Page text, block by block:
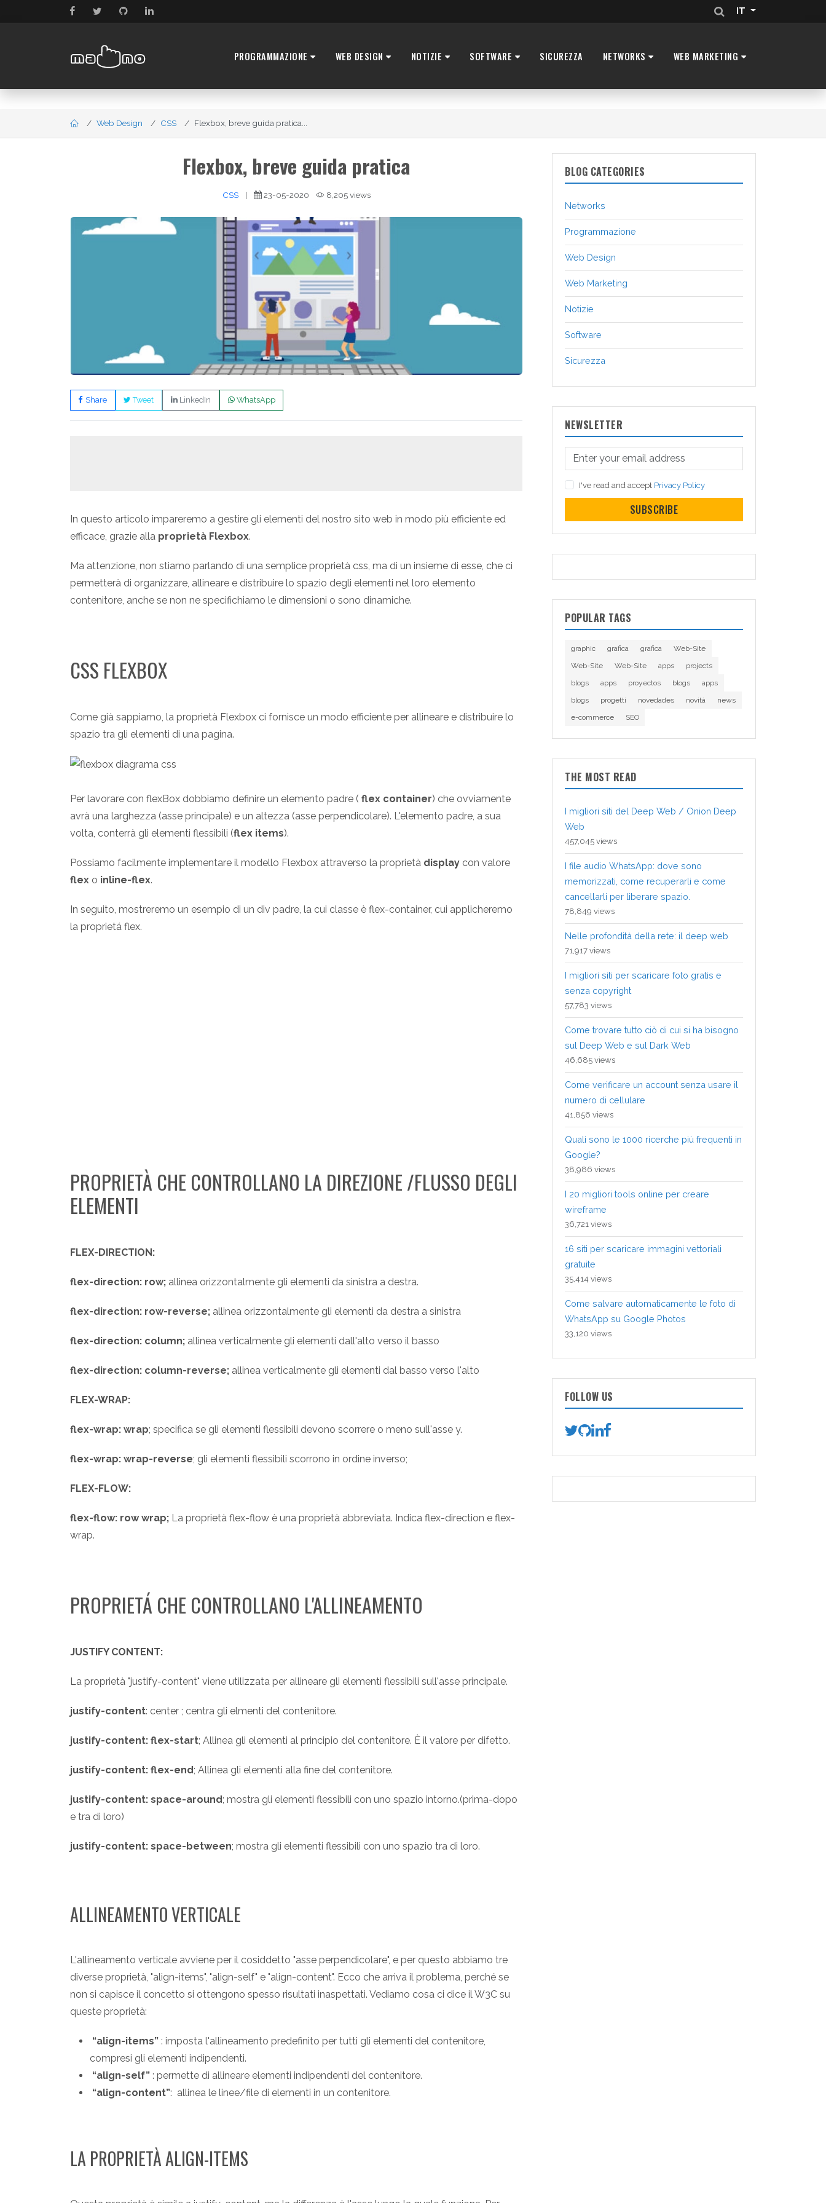
IT
PROGRAMMAZIONE WEB DESIGN NOTIZIE SOFTWARE SICUREZZA NETWORKS WEB MARKETING
Web Design CSS Flexbox, breve guida pratica...
Flexbox, breve guida pratica
CSS | 23-05-2020 8,205 views
Share Tweet LinkedIn WhatsApp
In questo articolo impareremo a gestire gli elementi del nostro sito web in modo più efficiente ed
efficace, grazie alla proprietà Flexbox.
Ma attenzione, non stiamo parlando di una semplice proprietà css, ma di un insieme di esse, che ci
permetterà di organizzare, allineare e distribuire lo spazio degli elementi nel loro elemento
contenitore, anche se non ne specifichiamo le dimensioni o sono dinamiche.
CSS FLEXBOX
Come già sappiamo, la proprietà Flexbox ci fornisce un modo efficiente per allineare e distribuire lo
spazio tra gli elementi di una pagina.
Per lavorare con flexBox dobbiamo definire un elemento padre ( flex container) che ovviamente
avrà una larghezza (asse principale) e un altezza (asse perpendicolare). L'elemento padre, a sua
volta, conterrà gli elementi flessibili (flex items).
Possiamo facilmente implementare il modello Flexbox attraverso la proprietà display con valore
flex o inline-flex.
In seguito, mostreremo un esempio di un div padre, la cui classe è flex-container, cui applicheremo
la proprietá flex.
PROPRIETÀ CHE CONTROLLANO LA DIREZIONE /FLUSSO DEGLI
ELEMENTI
FLEX-DIRECTION:
flex-direction: row; allinea orizzontalmente gli elementi da sinistra a destra.
flex-direction: row-reverse; allinea orizzontalmente gli elementi da destra a sinistra
flex-direction: column; allinea verticalmente gli elementi dall'alto verso il basso
flex-direction: column-reverse; allinea verticalmente gli elementi dal basso verso l'alto
FLEX-WRAP:
flex-wrap: wrap; specifica se gli elementi flessibili devono scorrere o meno sull'asse y.
flex-wrap: wrap-reverse; gli elementi flessibili scorrono in ordine inverso;
FLEX-FLOW:
flex-flow: row wrap; La proprietà flex-flow è una proprietà abbreviata. Indica flex-direction e flex-
wrap.
PROPRIETÁ CHE CONTROLLANO L'ALLINEAMENTO
JUSTIFY CONTENT:
La proprietà "justify-content" viene utilizzata per allineare gli elementi flessibili sull'asse principale.
justify-content: center ; centra gli elmenti del contenitore.
justify-content: flex-start; Allinea gli elementi al principio del contenitore. È il valore per difetto.
justify-content: flex-end; Allinea gli elementi alla fine del contenitore.
justify-content: space-around; mostra gli elementi flessibili con uno spazio intorno.(prima-dopo
e tra di loro)
justify-content: space-between; mostra gli elementi flessibili con uno spazio tra di loro.
ALLINEAMENTO VERTICALE
L'allineamento verticale avviene per il cosiddetto "asse perpendicolare", e per questo abbiamo tre
diverse proprietà, "align-items", "align-self" e "align-content". Ecco che arriva il problema, perché se
non si capisce il concetto si ottengono spesso risultati inaspettati. Vediamo cosa ci dice il W3C su
queste proprietà:
“align-items” : imposta l'allineamento predefinito per tutti gli elementi del contenitore,
compresi gli elementi indipendenti.
“align-self” : permette di allineare elementi indipendenti del contenitore.
“align-content”: allinea le linee/file di elementi in un contenitore.
LA PROPRIETÀ ALIGN-ITEMS
BLOG CATEGORIES
Networks
Programmazione
Web Design
Web Marketing
Notizie
Software
Sicurezza
NEWSLETTER
I've read and accept Privacy Policy
SUBSCRIBE
POPULAR TAGS
graphic grafica grafica
Web-Site
Web-Site
Web-Site apps
projects
blogs
apps proyectos blogs
apps
blogs
progetti novedades novità
news
e-commerce
SEO
THE MOST READ
I migliori siti del Deep Web / Onion Deep
Web
457,045 views
I file audio WhatsApp: dove sono
memorizzati, come recuperarli e come
cancellarli per liberare spazio.
78,849 views
Nelle profondità della rete: il deep web
71,917 views
I migliori siti per scaricare foto gratis e
senza copyright
57,783 views
Come trovare tutto ciò di cui si ha bisogno
sul Deep Web e sul Dark Web
46,685 views
Come verificare un account senza usare il
numero di cellulare
41,856 views
Quali sono le 1000 ricerche più frequenti in
Google?
38,986 views
I 20 migliori tools online per creare
wireframe
36,721 views
16 siti per scaricare immagini vettoriali
gratuite
35,414 views
Come salvare automaticamente le foto di
WhatsApp su Google Photos
33,120 views
FOLLOW US